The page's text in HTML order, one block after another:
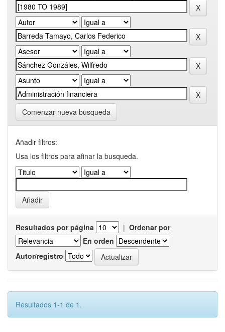
Comenzar nueva busqueda
Añadir filtros:
Usa los filtros para afinar la busqueda.
Resultados por página | Ordenar por
En orden
Autor/registro
Resultados 1-1 de 1.